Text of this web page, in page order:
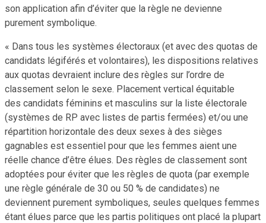
son application afin d’éviter que la règle ne devienne
purement symbolique.
« Dans tous les systèmes électoraux (et avec des quotas de
candidats légiférés et volontaires), les dispositions relatives
aux quotas devraient inclure des règles sur l’ordre de
classement selon le sexe. Placement vertical équitable
des candidats féminins et masculins sur la liste électorale
(systèmes de RP avec listes de partis fermées) et/ou une
répartition horizontale des deux sexes à des sièges
gagnables est essentiel pour que les femmes aient une
réelle chance d’être élues. Des règles de classement sont
adoptées pour éviter que les règles de quota (par exemple
une règle générale de 30 ou 50 % de candidates) ne
deviennent purement symboliques, seules quelques femmes
étant élues parce que les partis politiques ont placé la plupart